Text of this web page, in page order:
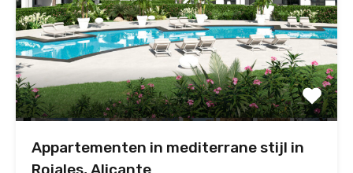
Appartementen in mediterrane stijl in